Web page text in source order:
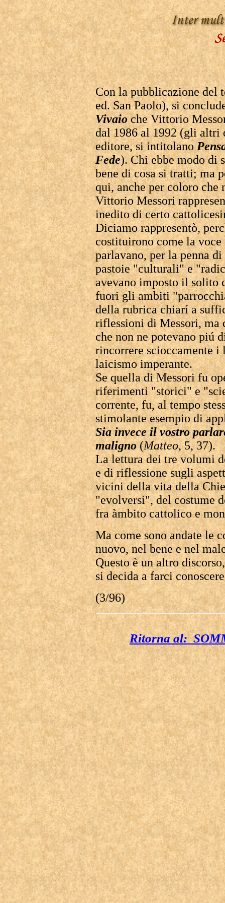
Con la pubblicazione del
ed. San Paolo), si
Vivaioche Vittorio
dal 1986 al 1992 (gli altri
editore, si intitolano
Fede). Chi ebbe modo di
bene di cosa si tratti; ma
qui, anche per coloro che
Vittorio Messori
inedito di certo
Diciamo rappresentò,
costituirono come la
parlavano, per la penna
pastoie "culturali" e
avevano imposto il solito
fuori gli ambiti
della rubrica chiarí a
riflessioni di Messori,
che non ne potevano piú
rincorrere scioccamente
laicismo imperante.
Se quella di Messori fu
riferimenti "storici" e
corrente, fu, al tempo
stimolante esempio di
Sia invece il vostro
maligno(Matteo, 5, 37).
La lettura dei tre volumi
e di riflessione sugli
vicini della vita della
"evolversi", del costume
fra àmbito cattolico e
Ma come sono andate le
nuovo, nel bene e nel
Questo è un altro
si decida a farci
(3/96)
Ritorna al: